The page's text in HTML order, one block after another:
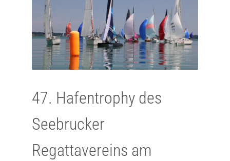
47. Hafentrophy des
Seebrucker
Regattavereins am